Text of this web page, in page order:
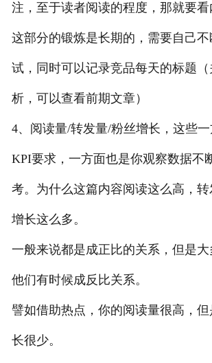
注，至于读者阅读的程度，那就要看
这部分的锻炼是长期的，需要自己
试，同时可以记录竞品每天的标题
析，可以查看前期文章）
4、阅读量/转发量/粉丝增长，这些
KPI要求，一方面也是你观察数据不
考。为什么这篇内容阅读这么高，
增长这么多。
一般来说都是成正比的关系，但是大
他们有时候成反比关系。
譬如借助热点，你的阅读量很高，
长很少。